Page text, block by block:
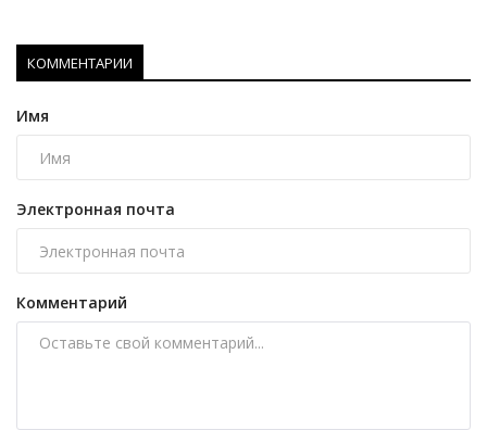
КОММЕНТАРИИ
Имя
Электронная почта
Комментарий